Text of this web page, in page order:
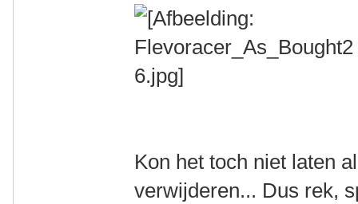
Kon het toch niet laten
verwijderen... Dus rek,